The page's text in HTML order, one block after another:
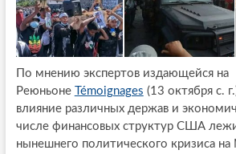
По мнению экспертов издающейся на
Реюньоне
Témoignages (13 октября с.
влияние различных держав и
числе финансовых структур США
нынешнего политического кризиса на